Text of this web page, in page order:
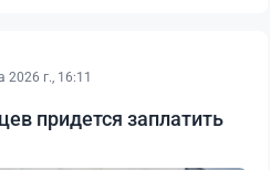
2026 г., 16:11
придется заплатить